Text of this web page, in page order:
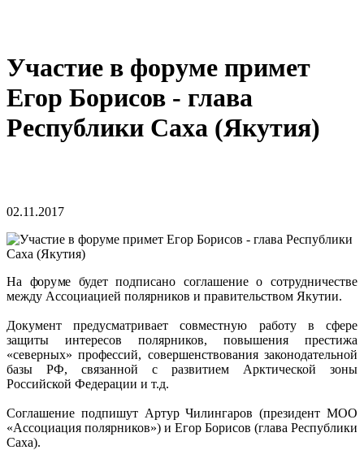
Участие в форуме примет
Егор Борисов - глава
Республики Саха (Якутия)
02.11.2017
На форуме будет подписано соглашение о сотрудничестве
между Ассоциацией полярников и правительством Якутии.
Документ предусматривает совместную работу в сфере
защиты интересов полярников, повышения престижа
«северных» профессий, совершенствования законодательной
базы РФ, связанной с развитием Арктической зоны
Российской Федерации и т.д.
Соглашение подпишут Артур Чилингаров (президент МОО
«Ассоциация полярников») и Егор Борисов (глава Республики
Саха).